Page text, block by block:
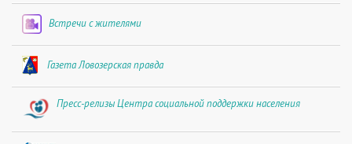
Встречи с жителями
Газета Ловозерская правда
Пресс-релизы Центра социальной поддержки населения